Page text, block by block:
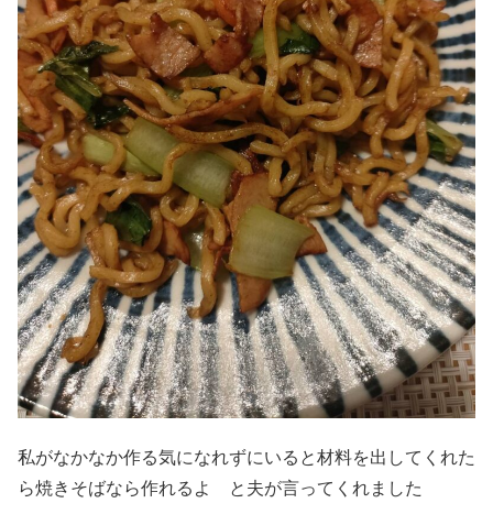
私がなかなか作る気になれずにいると材料を出してくれた
ら焼きそばなら作れるよ と夫が言ってくれました